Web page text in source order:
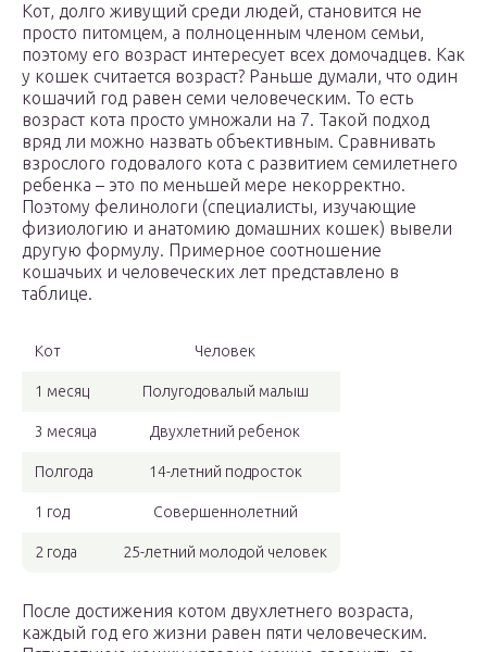
Кот, долго живущий среди людей, становится не
просто питомцем, а полноценным членом семьи,
поэтому его возраст интересует всех домочадцев. Как
у кошек считается возраст? Раньше думали, что один
кошачий год равен семи человеческим. То есть
возраст кота просто умножали на 7. Такой подход
вряд ли можно назвать объективным. Сравнивать
взрослого годовалого кота с развитием семилетнего
ребенка – это по меньшей мере некорректно.
Поэтому фелинологи (специалисты, изучающие
физиологию и анатомию домашних кошек) вывели
другую формулу. Примерное соотношение
кошачьих и человеческих лет представлено в
таблице.
Кот Человек
1 месяц Полугодовалый малыш
3 месяца Двухлетний ребенок
Полгода 14-летний подросток
1 год Совершеннолетний
2 года 25-летний молодой человек
После достижения котом двухлетнего возраста,
каждый год его жизни равен пяти человеческим.